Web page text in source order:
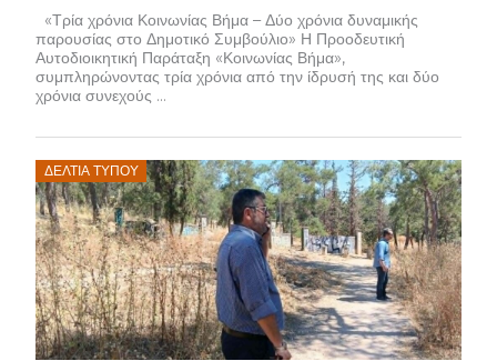
«Τρία χρόνια Κοινωνίας Βήμα – Δύο χρόνια δυναμικής
παρουσίας στο Δημοτικό Συμβούλιο» Η Προοδευτική
Αυτοδιοικητική Παράταξη «Κοινωνίας Βήμα»,
συμπληρώνοντας τρία χρόνια από την ίδρυσή της και δύο
χρόνια συνεχούς ...
ΔΕΛΤΊΑ ΤΎΠΟΥ
Posted
on